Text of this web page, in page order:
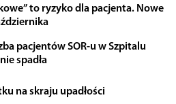
to ryzyko dla pacjenta. Nowe
pacjentów SOR-u w Szpitalu
spadła
na skraju upadłości